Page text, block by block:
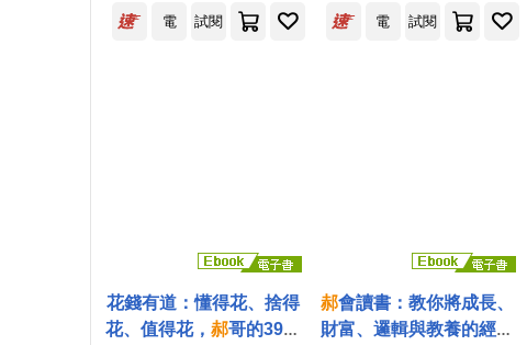
電 試閱 電 試閱
花錢有道：懂得花、捨得
花、值得花， 郝哥的39個
郝會讀書：教你將成長、
財富、邏輯與教養的經典